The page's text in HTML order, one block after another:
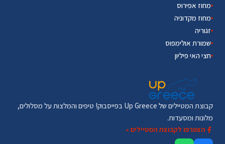
מחוז אפירוס
מחוז מקדוניה
זגוריה
שמורת אולימפוס
חצי האי פיליון
קבוצת המטיילים של Up Greece בפייסבוק! טיפים והמלצות על מסלולים,
מלונות ומסעדות.
הצטרפו לקבוצת המטיילים »